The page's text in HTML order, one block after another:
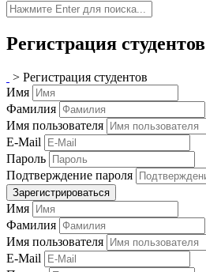
Регистрация студентов
> Регистрация студентов
Имя
Фамилия
Имя пользователя
E-Mail
Пароль
Подтверждение пароля
Зарегистрироваться
Имя
Фамилия
Имя пользователя
E-Mail